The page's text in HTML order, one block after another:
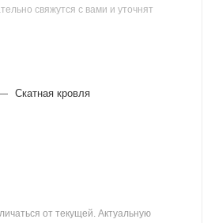
свяжутся с вами и уточнят
Скатная кровля
от текущей. Актуальную